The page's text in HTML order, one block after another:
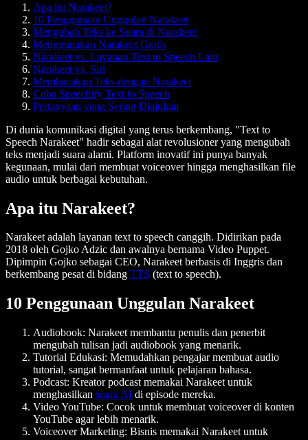
Apa itu Narakeet?
10 Penggunaan Unggulan Narakeet
Mengubah Teks ke Suara di Narakeet
Menggunakan Narakeet Gratis
Narakeet vs. Layanan Text to Speech Lain
Narakeet vs. Siri
Membacakan Teks dengan Narakeet
Coba Speechify Text to Speech
Pertanyaan yang Sering Diajukan
Di dunia komunikasi digital yang terus berkembang, "Text to
Speech Narakeet" hadir sebagai alat revolusioner yang mengubah
teks menjadi suara alami. Platform inovatif ini punya banyak
kegunaan, mulai dari membuat voiceover hingga menghasilkan file
audio untuk berbagai kebutuhan.
Apa itu Narakeet?
Narakeetadalah layanan text to speech canggih. Didirikan pada
2018 oleh Gojko Adzic dan awalnya bernama Video Puppet.
Dipimpin Gojko sebagai CEO, Narakeet berbasis di Inggris dan
berkembang pesat di bidang TTS (text to speech).
10 Penggunaan Unggulan Narakeet
Audiobook: Narakeet membantu penulis dan penerbit
mengubah tulisan jadi audiobook yang menarik.
Tutorial Edukasi: Memudahkan pengajar membuat audio
tutorial, sangat bermanfaat untuk pelajaran bahasa.
Podcast: Kreator podcast memakai Narakeet untuk
menghasilkan suara AI di episode mereka.
Video YouTube: Cocok untuk membuat voiceover di konten
YouTube agar lebih menarik.
Voiceover Marketing: Bisnis memakai Narakeet untuk